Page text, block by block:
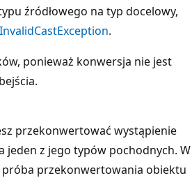
źródłowego na typ docelowy,
InvalidCastException.
ponieważ konwersja nie jest
przekonwertować wystąpienie
jeden z jego typów pochodnych. W
próba przekonwertowania obiektu